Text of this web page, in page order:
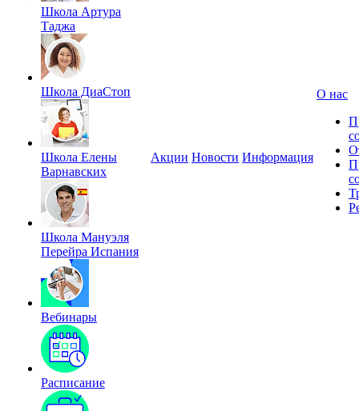
Школа Артура
Таджа
Школа ДиаСтоп
Школа Елены
Варнавских
Школа Мануэля
Перейра Испания
Вебинары
Расписание
Акции Новости Информация
О нас